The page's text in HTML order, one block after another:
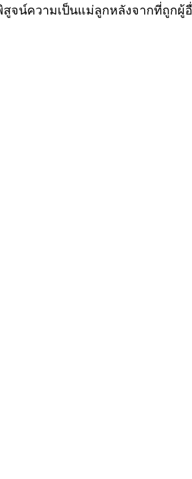
สูจน์ความเป็นแม่ลูกหลังจากที่ถูกผู้